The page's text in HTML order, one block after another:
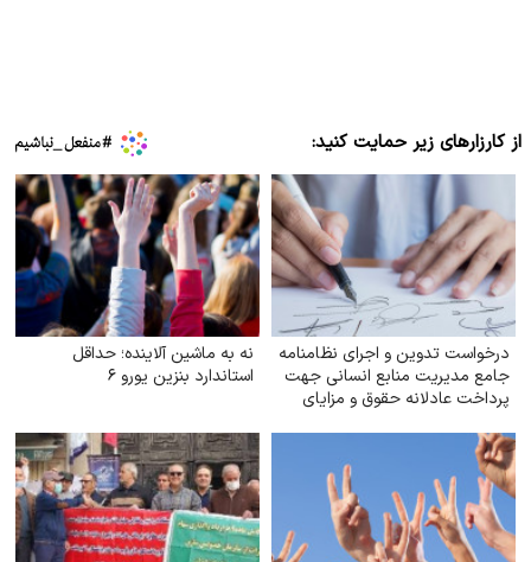
از کارزارهای زیر حمایت کنید:
درخواست تدوین و اجرای نظامنامه
جامع مدیریت منابع انسانی جهت
پرداخت عادلانه حقوق و مزایای
نه به ماشین آلاینده؛ حداقل
استاندارد بنزین یورو ۶